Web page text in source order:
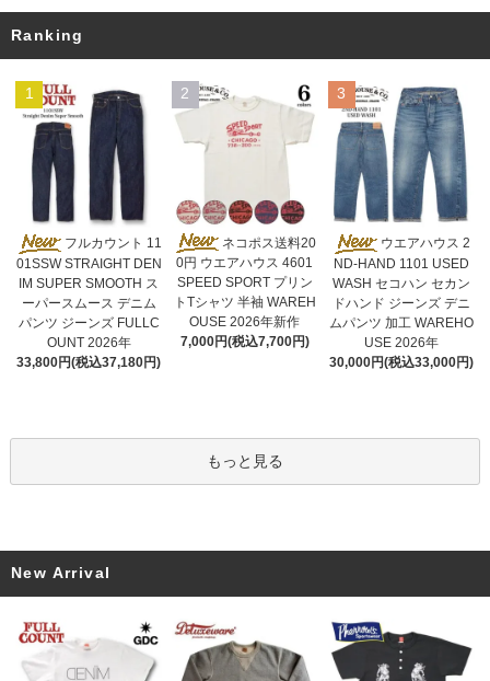
Ranking
1
フルカウント 11
01SSW STRAIGHT DEN
IM SUPER SMOOTH ス
ーパースムース デニム
パンツ ジーンズ FULLC
OUNT 2026年
33,800円(税込37,180円)
2
ネコポス送料20
0円 ウエアハウス 4601
SPEED SPORT プリン
トTシャツ 半袖 WAREH
OUSE 2026年新作
7,000円(税込7,700円)
3
ウエアハウス 2
ND-HAND 1101 USED
WASH セコハン セカン
ドハンド ジーンズ デニ
ムパンツ 加工 WAREHO
USE 2026年
30,000円(税込33,000円)
もっと見る
New Arrival